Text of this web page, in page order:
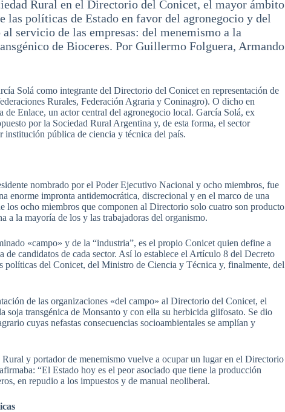
Rural en el Directorio del Conicet, el mayor ámbito
políticas de Estado en favor del agronegocio y del
servicio de las empresas: del menemismo a la
de Bioceres. Por Guillermo Folguera, Armando
Solá como integrante del Directorio del Conicet en representación de
Rurales, Federación Agraria y Coninagro). O dicho en
de Enlace, un actor central del agronegocio local. García Solá, ex
por la Sociedad Rural Argentina y, de esta forma, el sector
institución pública de ciencia y técnica del país.
nombrado por el Poder Ejecutivo Nacional y ocho miembros, fue
enorme impronta antidemocrática, discrecional y en el marco de una
los ocho miembros que componen al Directorio solo cuatro son producto
a la mayoría de los y las trabajadoras del organismo.
«campo» y de la “industria”, es el propio Conicet quien define a
de candidatos de cada sector. Así lo establece el Artículo 8 del Decreto
políticas del Conicet, del Ministro de Ciencia y Técnica y, finalmente, del
de las organizaciones «del campo» al Directorio del Conicet, el
soja transgénica de Monsanto y con ella su herbicida glifosato. Se dio
cuyas nefastas consecuencias socioambientales se amplían y
Rural y portador de menemismo vuelve a ocupar un lugar en el Directorio
“El Estado hoy es el peor asociado que tiene la producción
en repudio a los impuestos y de manual neoliberal.